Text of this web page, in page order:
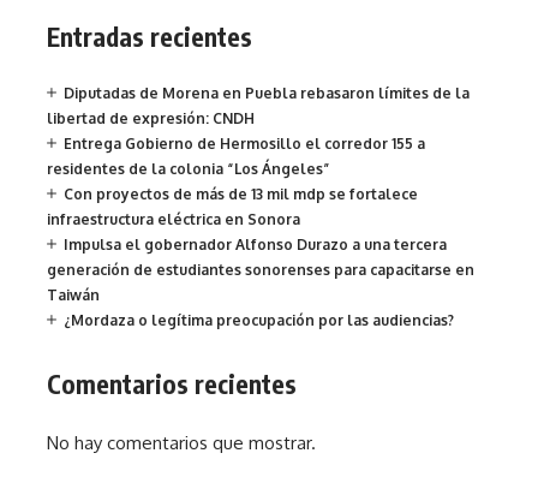
Entradas recientes
Diputadas de Morena en Puebla rebasaron límites de la
libertad de expresión: CNDH
Entrega Gobierno de Hermosillo el corredor 155 a
residentes de la colonia “Los Ángeles”
Con proyectos de más de 13 mil mdp se fortalece
infraestructura eléctrica en Sonora
Impulsa el gobernador Alfonso Durazo a una tercera
generación de estudiantes sonorenses para capacitarse en
Taiwán
¿Mordaza o legítima preocupación por las audiencias?
Comentarios recientes
No hay comentarios que mostrar.